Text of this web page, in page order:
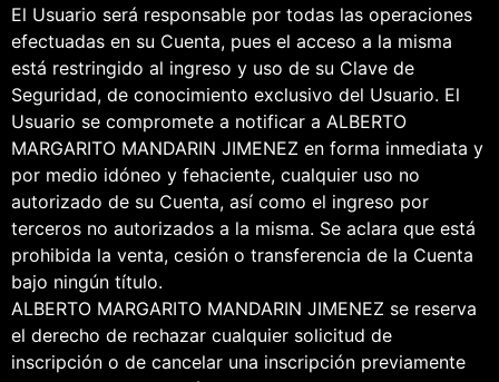
El Usuario será responsable por todas las operaciones
efectuadas en su Cuenta, pues el acceso a la misma
está restringido al ingreso y uso de su Clave de
Seguridad, de conocimiento exclusivo del Usuario. El
Usuario se compromete a notificar a ALBERTO
MARGARITO MANDARIN JIMENEZ en forma inmediata y
por medio idóneo y fehaciente, cualquier uso no
autorizado de su Cuenta, así como el ingreso por
terceros no autorizados a la misma. Se aclara que está
prohibida la venta, cesión o transferencia de la Cuenta
bajo ningún título.
ALBERTO MARGARITO MANDARIN JIMENEZ se reserva
el derecho de rechazar cualquier solicitud de
inscripción o de cancelar una inscripción previamente